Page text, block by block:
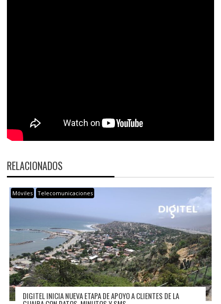
RELACIONADOS
Móviles Telecomunicaciones
DIGITEL INICIA NUEVA ETAPA DE APOYO A CLIENTES DE LA